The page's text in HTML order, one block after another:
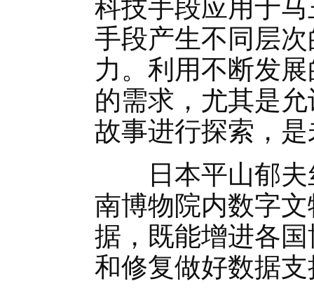
科技手段应用于
手段产生不同层
力。利用不断发
的需求，尤其是
故事进行探索，
日本平山郁夫
南博物院内数字
据，既能增进各
和修复做好数据